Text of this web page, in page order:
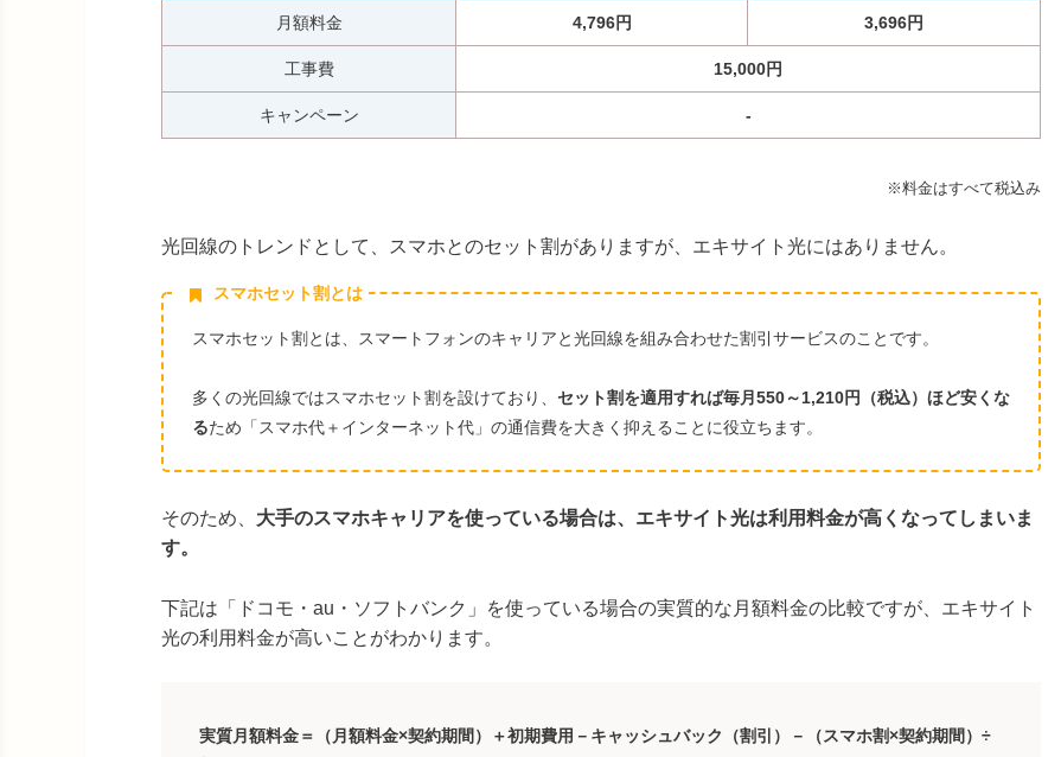
月額料金 4,796円 3,696円
工事費 15,000円
キャンペーン ‐
※料金はすべて税込み
光回線のトレンドとして、スマホとのセット割がありますが、エキサイト光にはありません。
スマホセット割とは
スマホセット割とは、スマートフォンのキャリアと光回線を組み合わせた割引サービスのことです。
多くの光回線ではスマホセット割を設けており、 セット割を適用すれば毎月550～1,210円（税込）ほど安くな
るため「スマホ代＋インターネット代」の通信費を大きく抑えることに役立ちます。
そのため、 大手のスマホキャリアを使っている場合は、エキサイト光は利用料金が高くなってしまいま
す。
下記は「ドコモ・au・ソフトバンク」を使っている場合の実質的な月額料金の比較ですが、エキサイト
光の利用料金が高いことがわかります。
実質月額料金＝（月額料金×契約期間）＋初期費用－キャッシュバック（割引）－（スマホ割×契約期間）÷